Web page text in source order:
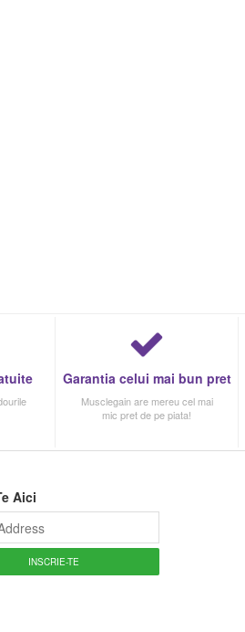
Garantia celui mai bun pret
Musclegain are mereu cel mai
mic pret de pe piata!
Aici
INSCRIE-TE